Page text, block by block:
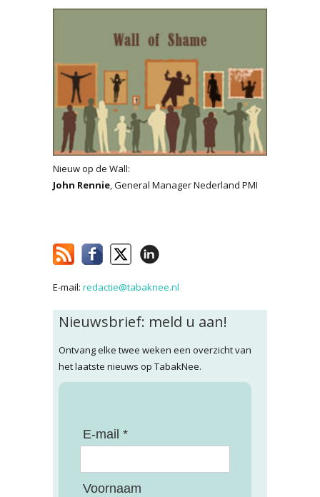
Nieuw op de Wall:
John Rennie, General Manager Nederland PMI
E-mail: redactie@tabaknee.nl
Nieuwsbrief: meld u aan!
Ontvang elke twee weken een overzicht van
het laatste nieuws op TabakNee.
E-mail *
Voornaam